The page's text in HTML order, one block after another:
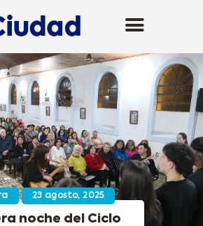
de herramientas
23 agosto, 2025
noche del Ciclo